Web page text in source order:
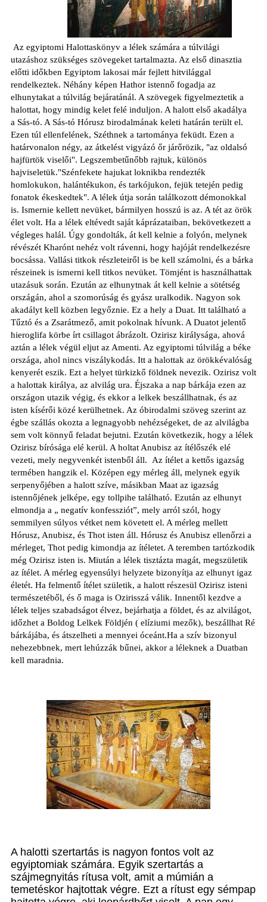
Az egyiptomi Halottaskönyv a lélek számára a túlvilági
utazáshoz szükséges szövegeket tartalmazta. Az első dinasztia
előtti időkben Egyiptom lakosai már fejlett hitvilággal
rendelkeztek. Néhány képen Hathor istennő fogadja az
elhunytakat a túlvilág bejáratánál. A szövegek figyelmeztetik a
halottat, hogy mindig kelet felé induljon. A halott első akadálya
a Sás-tó. A Sás-tó Hórusz birodalmának keleti határán terült el.
Ezen túl ellenfelének, Széthnek a tartománya feküdt. Ezen a
határvonalon négy, az átkelést vigyázó őr járőrözik, "az oldalsó
hajfürtök viselői". Legszembetűnőbb rajtuk, különös
hajviseletük."Szénfekete hajukat loknikba rendezték
homlokukon, halántékukon, és tarkójukon, fejük tetején pedig
fonatok ékeskedtek". A lélek útja során találkozott démonokkal
is. Ismernie kellett nevüket, bármilyen hosszú is az. A tét az örök
élet volt. Ha a lélek eltévedt saját káprázataiban, bekövetkezett a
végleges halál. Úgy gondolták, át kell kelnie a folyón, melynek
révészét Kharónt nehéz volt rávenni, hogy hajóját rendelkezésre
bocsássa. Vallási titkok részleteiről is be kell számolni, és a bárka
részeinek is ismerni kell titkos nevüket. Tömjént is használhattak
utazásuk során. Ezután az elhunytnak át kell kelnie a sötétség
országán, ahol a szomorúság és gyász uralkodik. Nagyon sok
akadályt kell közben legyőznie. Ez a hely a Duat. Itt található a
Tűztó és a Zsarátmező, amit pokolnak hívunk. A Duatot jelentő
hieroglifa körbe írt csillagot ábrázolt. Ozirisz királysága, ahová
aztán a lélek végül eljut az Amenti. Az egyiptomi túlvilág a béke
országa, ahol nincs viszálykodás. Itt a halottak az örökkévalóság
kenyerét eszik. Ezt a helyet türkizkő földnek nevezik. Ozirisz volt
a halottak királya, az alvilág ura. Éjszaka a nap bárkája ezen az
országon utazik végig, és ekkor a lelkek beszállhatnak, és az
isten kísérői közé kerülhetnek. Az óbirodalmi szöveg szerint az
égbe szállás okozta a legnagyobb nehézségeket, de az alvilágba
sem volt könnyű feladat bejutni. Ezután következik, hogy a lélek
Ozirisz bírósága elé kerül. A holtat Anubisz az ítélőszék elé
vezeti, mely negyvenkét istenből áll.
Az ítélet a kettős igazság
termében hangzik el. Középen egy mérleg áll, melynek egyik
serpenyőjében a halott szíve, másikban Maat az igazság
istennőjének jelképe, egy tollpihe található. Ezután az elhunyt
elmondja a „ negatív konfessziót”, mely arról szól, hogy
semmilyen súlyos vétket nem követett el. A mérleg mellett
Hórusz, Anubisz, és Thot isten áll. Hórusz és Anubisz ellenőrzi a
mérleget, Thot pedig kimondja az ítéletet. A teremben tartózkodik
még Ozirisz isten is. Miután a lélek tisztázta magát, megszületik
az ítélet. A mérleg egyensúlyi helyzete bizonyítja az elhunyt igaz
életét. Ha felmentő ítélet születik, a halott részesül Ozirisz isteni
természetéből, és ő maga is Ozirisszá válik. Innentől kezdve a
lélek teljes szabadságot élvez, bejárhatja a földet, és az alvilágot,
időzhet a Boldog Lelkek Földjén ( elíziumi mezők), beszállhat Ré
bárkájába, és átszelheti a mennyei óceánt.Ha a szív bizonyul
nehezebbnek, mert lehúzzák bűnei, akkor a léleknek a Duatban
kell maradnia.
A halotti szertartás is nagyon fontos volt az
egyiptomiak számára. Egyik szertartás a
szájmegnyitás rítusa volt, amit a múmián a
temetéskor hajtottak végre. Ezt a rítust egy sémpap